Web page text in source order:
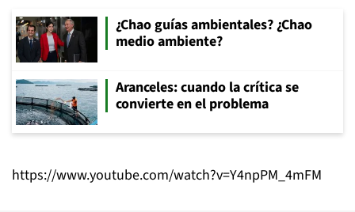
¿Chao guías ambientales? ¿Chao
medio ambiente?
Aranceles: cuando la crítica se
convierte en el problema
https://www.youtube.com/watch?v=Y4npPM_4mFM